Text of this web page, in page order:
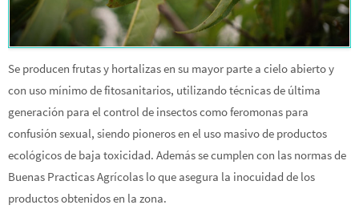
Se producen frutas y hortalizas en su mayor parte a cielo abierto y
con uso mínimo de fitosanitarios, utilizando técnicas de última
generación para el control de insectos como feromonas para
confusión sexual, siendo pioneros en el uso masivo de productos
ecológicos de baja toxicidad. Además se cumplen con las normas de
Buenas Practicas Agrícolas lo que asegura la inocuidad de los
productos obtenidos en la zona.